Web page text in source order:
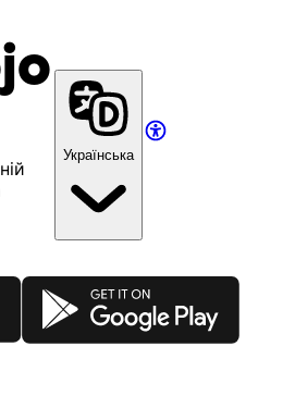
Українська
Google Play